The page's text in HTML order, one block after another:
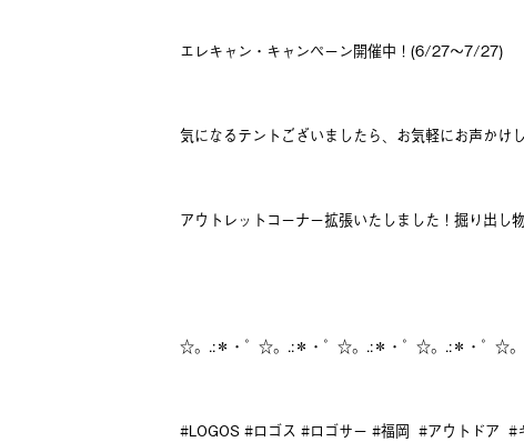
エレキャン・キャンペーン開催中！(6/27～7/27)
気になるテントございましたら、お気軽にお声かけ
アウトレットコーナー拡張いたしました！掘り出し
☆。.:＊・゜☆。.:＊・゜☆。.:＊・゜☆。.:＊・゜☆。
#LOGOS #ロゴス #ロゴサー #福岡 #アウトドア #